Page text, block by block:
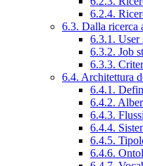
6.2.4.
6.3. Dalla ricerca
6.3.1. User
6.3.2. Job
6.3.3.
6.4. Architettura
6.4.1.
6.4.2.
6.4.3.
6.4.4.
6.4.5.
6.4.6.